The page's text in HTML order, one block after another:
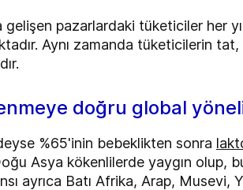
gelişen pazarlardaki tüketiciler her
Aynı zamanda tüketicilerin
doğru global
%65'inin bebeklikten sonra
Asya kökenlilerde yaygın olup,
ayrıca Batı Afrika, Arap, Musevi,